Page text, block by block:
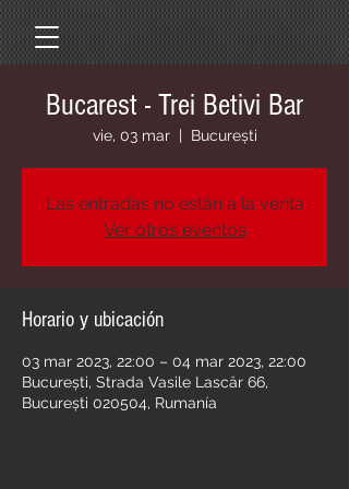
Bucarest - Trei Betivi Bar
vie, 03 mar
  |
București
Las entradas no están a la venta
Ver otros eventos
Horario y ubicación
03 mar 2023, 22:00 – 04 mar 2023, 22:00
București, Strada Vasile Lascăr 66,
București 020504, Rumanía